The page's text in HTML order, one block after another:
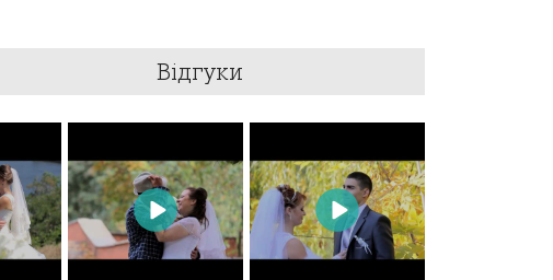
Відгуки